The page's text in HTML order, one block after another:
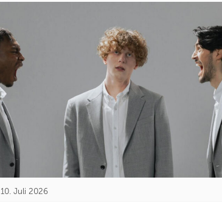
10. Juli 2026